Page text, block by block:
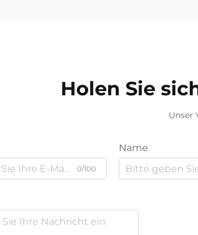
Holen Sie
Unser
0/100
Name